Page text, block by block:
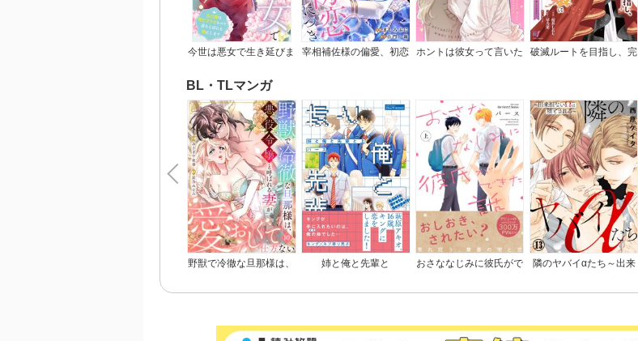
今世は悪女で生き延びま
グなので、落ちこぼれを
婿にします～
宰相補佐様の偏愛、初恋
ホントは彼女って言いた
破滅ルートを目指し、完
に、無愛想な護衛騎士様
がやたらと絡んできます
～
BL・TLマンガ
野獣で冷徹な旦那様は、
姉と俺と先輩と
おさななじみに彼氏がで
隣のヤバイαたち～出来